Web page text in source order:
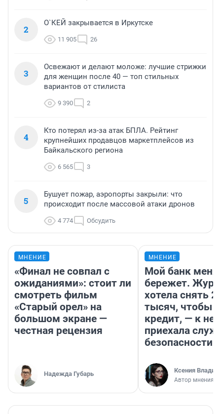
2
О`КЕЙ закрывается в Иркутске
11 905 26
3
Освежают и делают моложе: лучшие стрижки
для женщин после 40 — топ стильных
вариантов от стилиста
9 390 2
4
Кто потерял из-за атак БПЛА. Рейтинг
крупнейших продавцов маркетплейсов из
Байкальского региона
6 565 3
5
Бушует пожар, аэропорты закрыли: что
происходит после массовой атаки дронов
4 774 Обсудить
МНЕНИЕ
«Финал не совпал с
ожиданиями»: стоит ли
смотреть фильм
«Старый орел» на
большом экране —
честная рецензия
Надежда Губарь
МНЕНИЕ
Мой банк меня
бережет.
хотела снять
тысяч, чтобы
кредит, — к
приехала
безопасности
Ксения
Автор мнения